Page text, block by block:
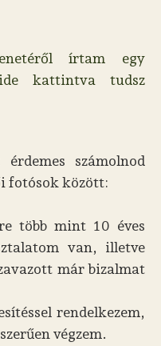
írtam egy
ide kattintva tudsz
számolnod
fotósok között:
több mint 10 éves
van, illetve
már bizalmat
rendelkezem,
végzem.